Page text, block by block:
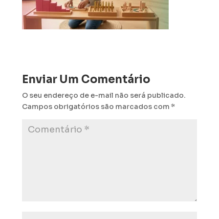
Enviar Um Comentário
O seu endereço de e-mail não será publicado.
Campos obrigatórios são marcados com *